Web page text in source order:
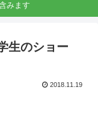
みます
生のショー
2018.11.19